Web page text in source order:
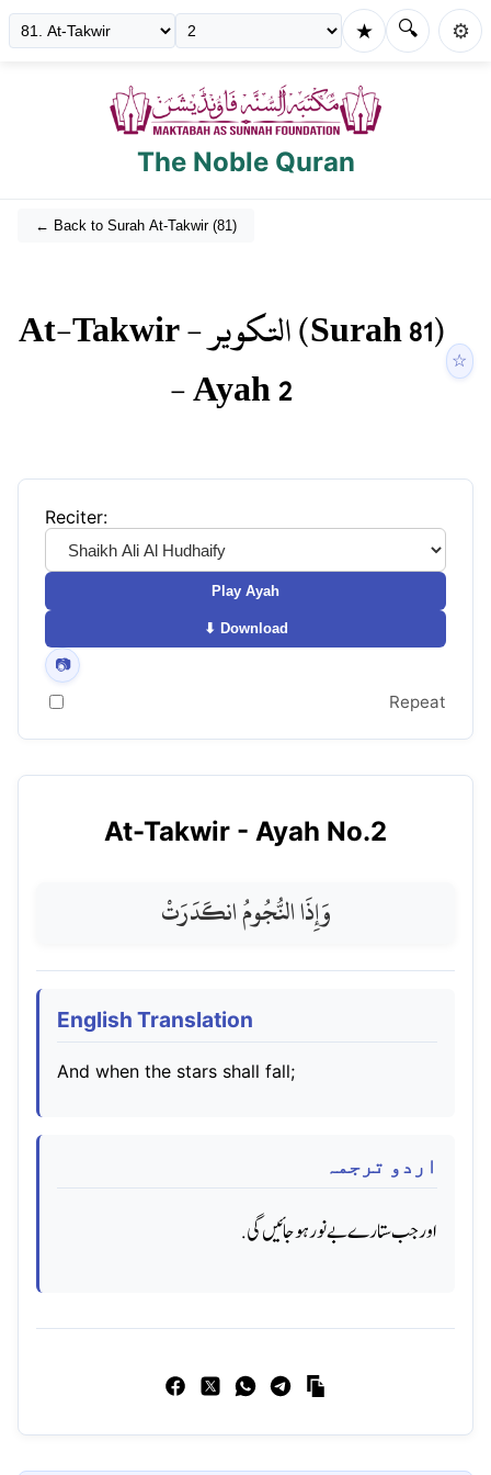
★ 🔍 ⚙️
The Noble Quran
← Back to Surah At-Takwir(81)
At-Takwir-التكوير(Surah81)
- Ayah2
☆
Reciter:
Play Ayah
⬇ Download
📷
Repeat
At-Takwir - Ayah No.2
وَإِذَا النُّجُومُ انكَدَرَتْ
English Translation
And when the stars shall fall;
اردو ترجمہ
اور جب ستارے بے نور ہو جائیں گی.